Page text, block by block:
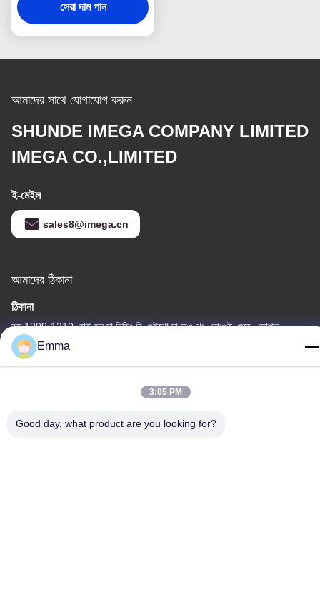
সেরা দাম পান
আমাদের সাথে যোগাযোগ করুন
SHUNDE IMEGA COMPANY LIMITED
IMEGA CO.,LIMITED
ই-মেইল
sales8@imega.cn
আমাদের ঠিকানা
ঠিকানা
রুম 1209-1210, হাই জুন দা বিল্ডিং বি, গুইঝো দা দাও ঝং, রোংগুই, শুন্ডে, ফোশান,
গুয়াংডং, চীন
টেল
Emma
3:05 PM
Good day, what product are you looking for?